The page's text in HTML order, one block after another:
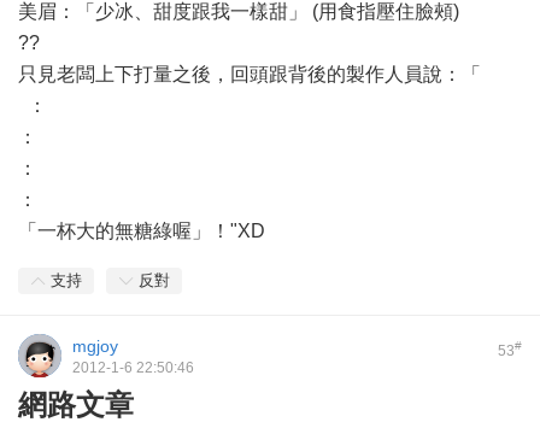
美眉：「少冰、甜度跟我一樣甜」 (用食指壓住臉頰)
??
只見老闆上下打量之後，回頭跟背後的製作人員說：「
：
：
：
：
「一杯大的無糖綠喔」！"XD
支持 反對
53#
mgjoy
2012-1-6 22:50:46
網路文章